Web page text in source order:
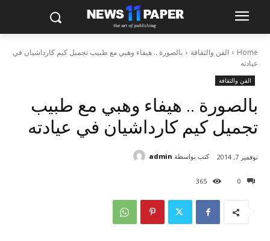
Home الفن والثقافة
بالصورة .. هيفاء وهبي مع طبيب تجميل كيم كارداشيان في
عيادته
الفن والثقافة
بالصورة .. هيفاء وهبي مع طبيب
تجميل كيم كارداشيان في عيادته
0
365
نوفمبر 7, 2014 كتب بواسطة admin